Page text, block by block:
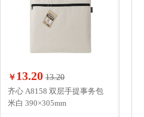
￥ 13.20 13.20
齐心 A8158 双层手提事务包
米白 390×305mm